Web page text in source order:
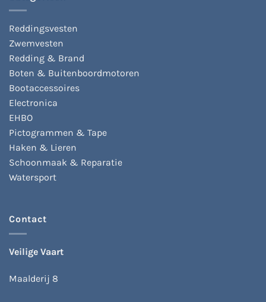
Reddingsvesten
Zwemvesten
Redding & Brand
Boten & Buitenboordmotoren
Bootaccessoires
Electronica
EHBO
Pictogrammen & Tape
Haken & Lieren
Schoonmaak & Reparatie
Watersport
Contact
Veilige Vaart
Maalderij 8